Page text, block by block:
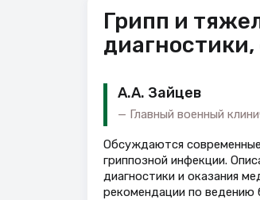
Грипп и
А.А. Зайцев
Главный военный
Обсуждаются
гриппозной инфекции.
диагностики и оказания
рекомендации по ведению